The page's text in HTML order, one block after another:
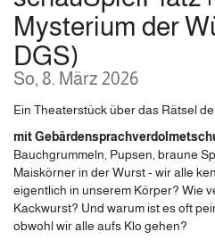
Mysterium der
DGS)
So, 8. März 2026
Ein Theaterstück über das Rätsel
mit
Bauchgrummeln, Pupsen, braune
Maiskörner in der Wurst - wir alle
eigentlich in unserem Körper? Wie
Kackwurst? Und warum ist es oft
obwohl wir alle aufs Klo gehen?